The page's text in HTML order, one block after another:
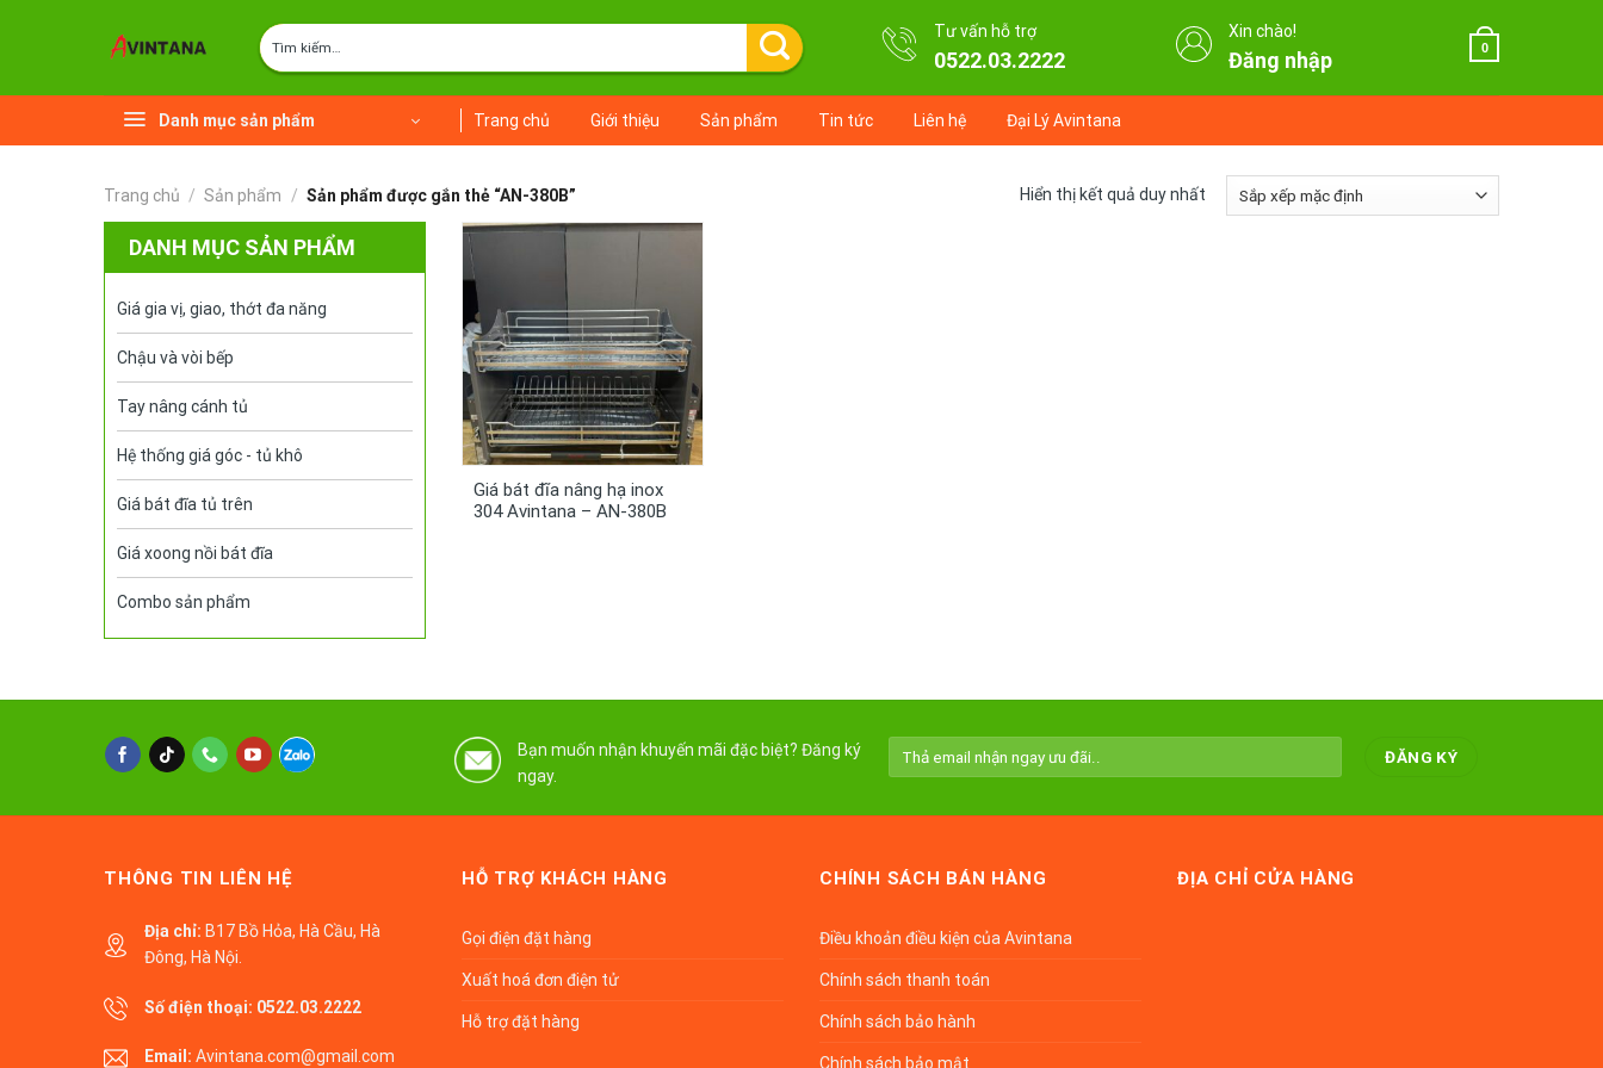
Tìm
kiếm:
Tư vấn hỗ trợ
0522.03.2222
Xin chào!
Đăng nhập
0
Danh mục sản phẩm Trang chủ Giới thiệu Sản phẩm Tin tức Liên hệ Đại Lý Avintana
Trang chủ / Sản phẩm / Sản phẩm được gắn thẻ “AN-380B” Hiển thị kết quả duy nhất
DANH MỤC SẢN PHẨM
Giá gia vị, giao, thớt đa năng
Chậu và vòi bếp
Tay nâng cánh tủ
Hệ thống giá góc - tủ khô
Giá bát đĩa tủ trên
Giá xoong nồi bát đĩa
Combo sản phẩm
+
Giá bát đĩa nâng hạ inox
304 Avintana – AN-380B
Bạn muốn nhận khuyến mãi đặc biệt? Đăng ký
ngay.
THÔNG TIN LIÊN HỆ
Địa chỉ: B17 Bồ Hỏa, Hà Cầu, Hà
Đông, Hà Nội.
Số điện thoại: 0522.03.2222
Email: Avintana.com@gmail.com
HỖ TRỢ KHÁCH HÀNG
Gọi điện đặt hàng
Xuất hoá đơn điện tử
Hỗ trợ đặt hàng
CHÍNH SÁCH BÁN HÀNG
Điều khoản điều kiện của Avintana
Chính sách thanh toán
Chính sách bảo hành
Chính sách bảo mật
ĐỊA CHỈ CỬA HÀNG